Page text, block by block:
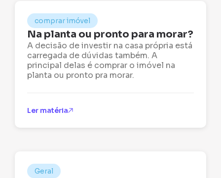
comprar imóvel
Na planta ou pronto para morar?
A decisão de investir na casa própria está
carregada de dúvidas também. A
principal delas é comprar o imóvel na
planta ou pronto pra morar.
Ler matéria
Geral